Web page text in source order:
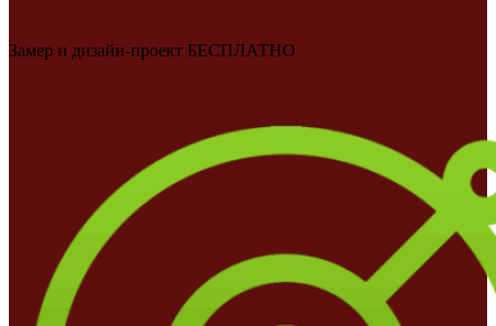
Замер и дизайн-проект БЕСПЛАТНО